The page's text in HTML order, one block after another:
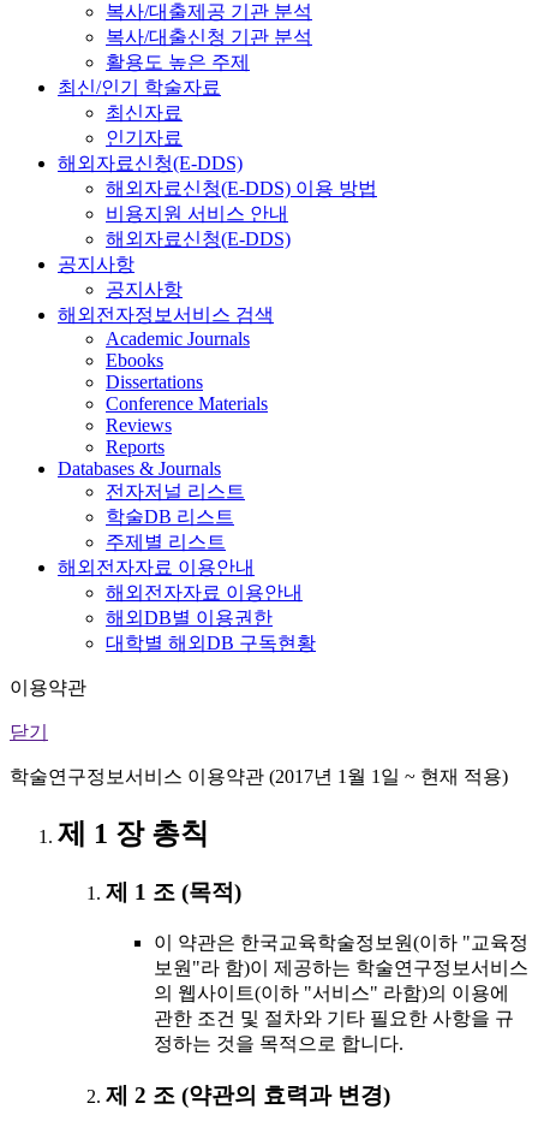
복사/대출제공 기관 분석
복사/대출신청 기관 분석
활용도 높은 주제
최신/인기 학술자료
최신자료
인기자료
해외자료신청(E-DDS)
해외자료신청(E-DDS) 이용 방법
비용지원 서비스 안내
해외자료신청(E-DDS)
공지사항
공지사항
해외전자정보서비스 검색
Academic Journals
Ebooks
Dissertations
Conference Materials
Reviews
Reports
Databases & Journals
전자저널 리스트
학술DB 리스트
주제별 리스트
해외전자자료 이용안내
해외전자자료 이용안내
해외DB별 이용권한
대학별 해외DB 구독현황
이용약관
닫기
학술연구정보서비스 이용약관 (2017년 1월 1일 ~ 현재 적용)
제 1 장 총칙
제 1 조 (목적)
이 약관은 한국교육학술정보원(이하 "교육정
보원"라 함)이 제공하는 학술연구정보서비스
의 웹사이트(이하 "서비스" 라함)의 이용에
관한 조건 및 절차와 기타 필요한 사항을 규
정하는 것을 목적으로 합니다.
제 2 조 (약관의 효력과 변경)